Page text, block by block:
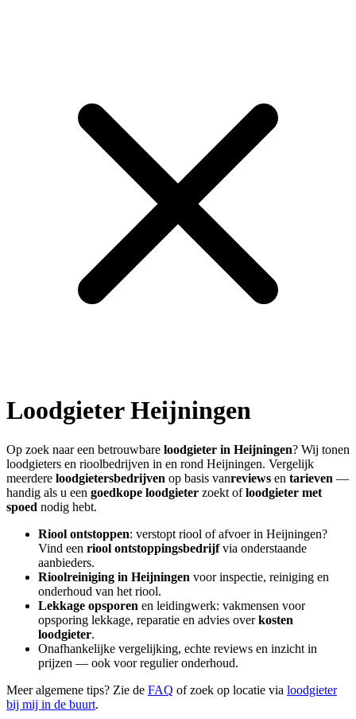
LoodgieterHeijningen
Op zoek naar een betrouwbare loodgieter in Heijningen? Wij tonen
loodgieters en rioolbedrijven in en rond Heijningen. Vergelijk
meerdere loodgietersbedrijven op basis vanreviews en tarieven —
handig als u een goedkope loodgieter zoekt ofloodgieter met
spoed nodig hebt.
Riool ontstoppen: verstopt riool of afvoer in Heijningen?
Vind een riool ontstoppingsbedrijfvia onderstaande
aanbieders.
Rioolreiniging in Heijningen voor inspectie, reiniging en
onderhoud van het riool.
Lekkage opsporen en leidingwerk: vakmensen voor
opsporing lekkage, reparatie en advies overkosten
loodgieter.
Onafhankelijke vergelijking, echte reviews en inzicht in
prijzen — ook voor regulier onderhoud.
Meer algemene tips? Zie de FAQ of zoek op locatie via loodgieter
bij mij in de buurt.